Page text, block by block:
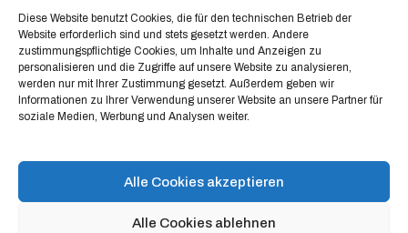
Diese Website benutzt Cookies, die für den technischen Betrieb der
Website erforderlich sind und stets gesetzt werden. Andere
zustimmungspflichtige Cookies, um Inhalte und Anzeigen zu
personalisieren und die Zugriffe auf unsere Website zu analysieren,
werden nur mit Ihrer Zustimmung gesetzt. Außerdem geben wir
Informationen zu Ihrer Verwendung unserer Website an unsere Partner für
soziale Medien, Werbung und Analysen weiter.
Alle Cookies akzeptieren
Alle Cookies ablehnen
Address:
Windthorststraße 20
48153 Münster, Deutschland
WhatsApp:
+4917664335685
Email
service@depixweb.de